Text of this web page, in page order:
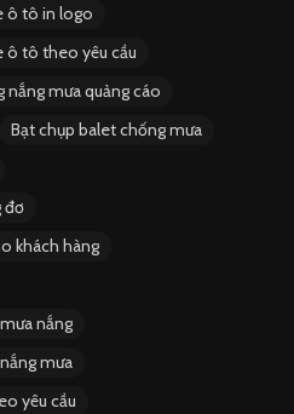
ô tô in logo
ô tô theo yêu cầu
nắng mưa quảng cáo
Bạt chụp balet chống mưa
đơ
khách hàng
nắng
mưa
yêu cầu